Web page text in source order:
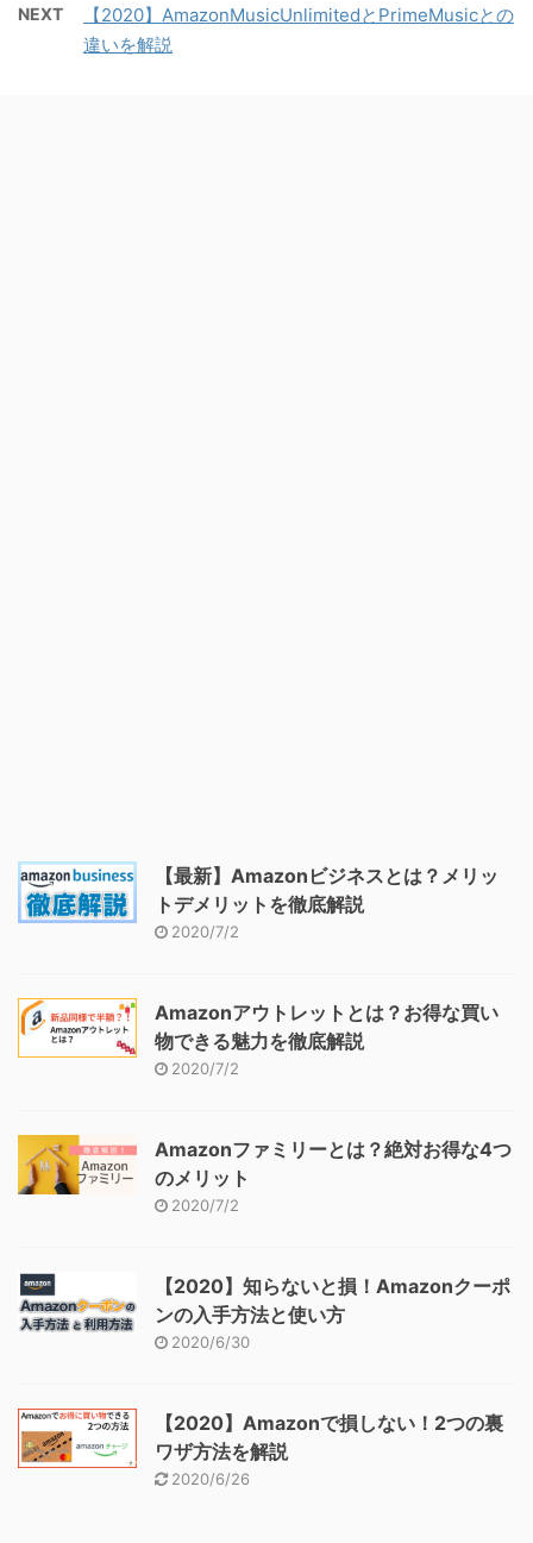
NEXT
【2020】AmazonMusicUnlimitedとPrimeMusicとの
違いを解説
【最新】Amazonビジネスとは？メリッ
トデメリットを徹底解説
2020/7/2
Amazonアウトレットとは？お得な買い
物できる魅力を徹底解説
2020/7/2
Amazonファミリーとは？絶対お得な4つ
のメリット
2020/7/2
【2020】知らないと損！Amazonクーポ
ンの入手方法と使い方
2020/6/30
【2020】Amazonで損しない！2つの裏
ワザ方法を解説
2020/6/26